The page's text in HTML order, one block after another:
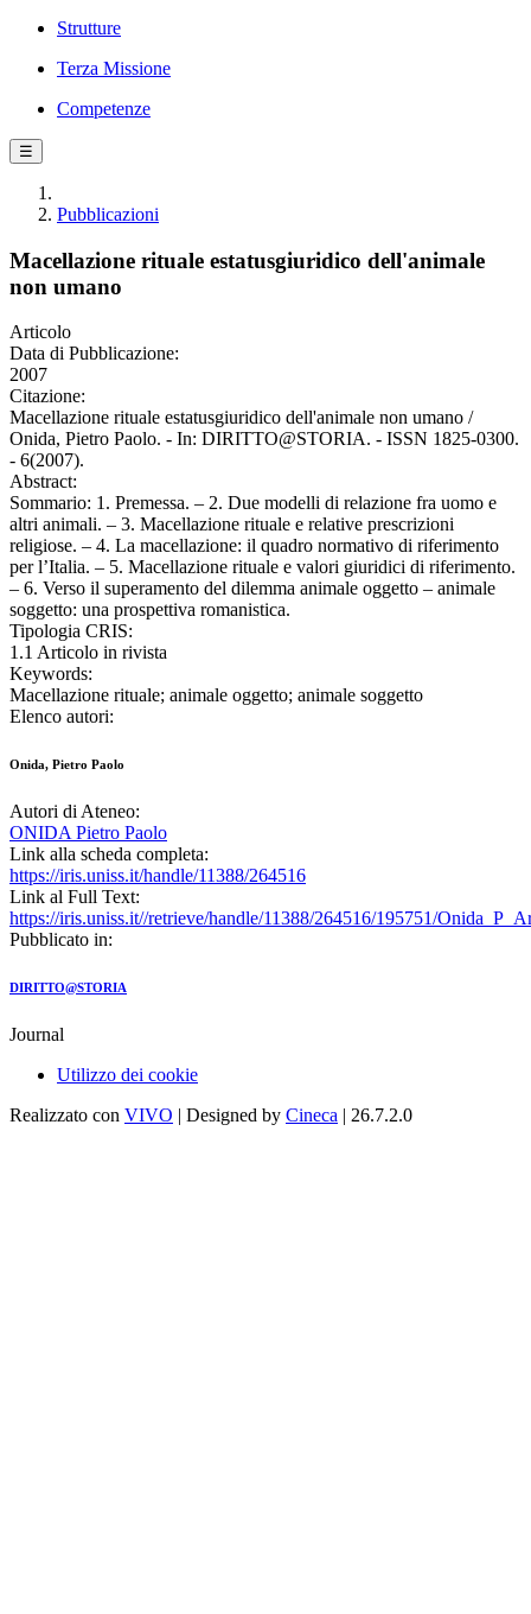
Strutture
Terza Missione
Competenze
☰
Pubblicazioni
Macellazione rituale estatusgiuridico dell'animale
non umano
Articolo
Data di Pubblicazione:
2007
Citazione:
Macellazione rituale estatusgiuridico dell'animale non umano /
Onida, Pietro Paolo. - In: DIRITTO@STORIA. - ISSN 1825-0300.
- 6(2007).
Abstract:
Sommario: 1. Premessa. – 2. Due modelli di relazione fra uomo e
altri animali. – 3. Macellazione rituale e relative prescrizioni
religiose. – 4. La macellazione: il quadro normativo di riferimento
per l’Italia. – 5. Macellazione rituale e valori giuridici di riferimento.
– 6. Verso il superamento del dilemma animale oggetto – animale
soggetto: una prospettiva romanistica.
Tipologia CRIS:
1.1 Articolo in rivista
Keywords:
Macellazione rituale; animale oggetto; animale soggetto
Elenco autori:
Onida, Pietro Paolo
Autori di Ateneo:
ONIDA Pietro Paolo
Link alla scheda completa:
https://iris.uniss.it/handle/11388/264516
Link al Full Text:
https://iris.uniss.it//retrieve/handle/11388/264516/195751/
Pubblicato in:
DIRITTO@STORIA
Journal
Utilizzo dei cookie
Realizzato con VIVO | Designed by Cineca | 26.7.2.0